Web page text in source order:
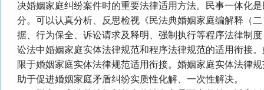
决婚姻家庭纠纷案件时的重要法律适用方法。民事一体化
分。可以认真分析、反思检视《民法典婚姻家庭编解释（
据、行为保全、诉讼请求及释明、强制执行等程序法律制
讼法中婚姻家庭实体法律规范和程序法律规范的适用衔接
限于婚姻家庭实体法律规范适用衔接。婚姻家庭实体法律
助于促进婚姻家庭矛盾纠纷实质性化解、一次性解决。